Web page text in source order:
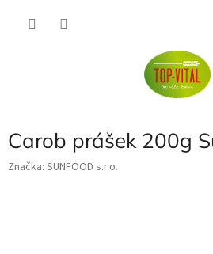
Carob prášek 200g
Značka: SUNFOOD s.r.o.